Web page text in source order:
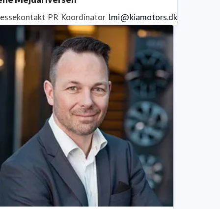
PR Koordinator lmi@kiamotors.dk